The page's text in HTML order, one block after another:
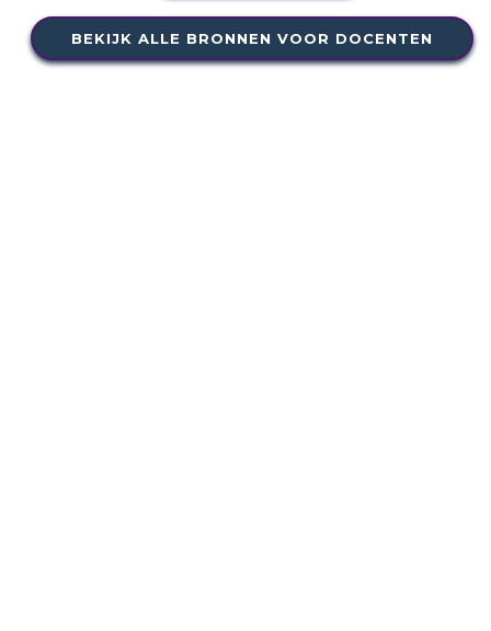
BEKIJK ALLE BRONNEN VOOR DOCENTEN